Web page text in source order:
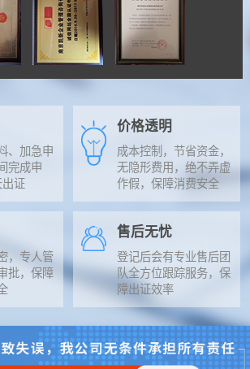
、加急申
完成申
证
价格透明
成本控制，节省资金，
无隐形费用，绝不弄虚
作假，保障消费安全
，专人管
批，保障
售后无忧
登记后会有专业售后团
队全方位跟踪服务，保
障出证效率